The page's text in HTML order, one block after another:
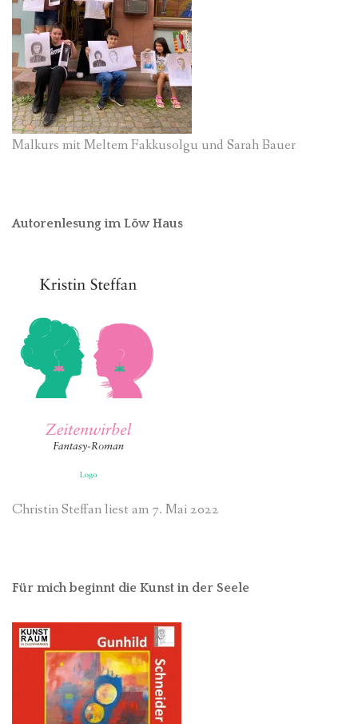
Malkurs mit Meltem Fakkusolgu und Sarah Bauer
Autorenlesung im Löw Haus
Christin Steffan liest am 7. Mai 2022
Für mich beginnt die Kunst in der Seele